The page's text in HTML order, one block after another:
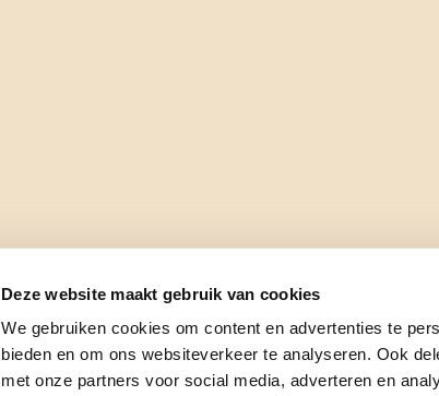
Deze website maakt gebruik van cookies
We gebruiken cookies om content en advertenties te
bieden en om ons websiteverkeer te analyseren. Ook
met onze partners voor social media, adverteren en